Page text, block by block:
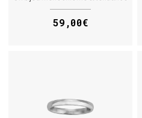
59,00€